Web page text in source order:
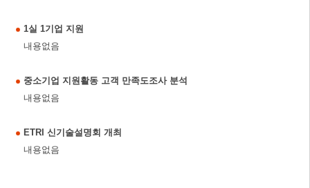
1실 1기업 지원
내용없음
중소기업 지원활동 고객 만족도조사 분석
내용없음
ETRI 신기술설명회 개최
내용없음